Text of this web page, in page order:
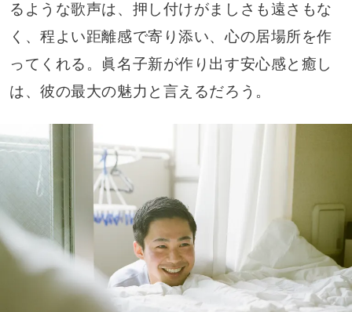
るような歌声は、押し付けがましさも遠さもな
く、程よい距離感で寄り添い、心の居場所を作
ってくれる。眞名子新が作り出す安心感と癒し
は、彼の最大の魅力と言えるだろう。